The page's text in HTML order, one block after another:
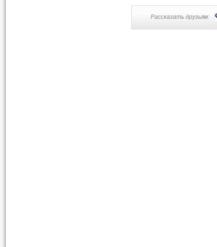
Рассказать друзьям: